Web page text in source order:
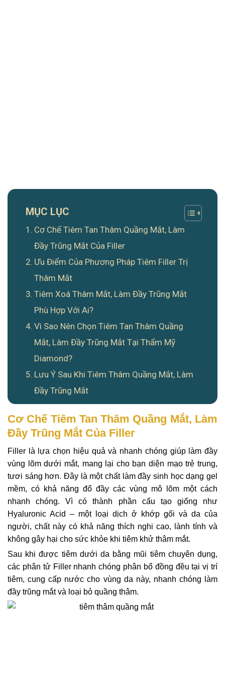
MỤC LỤC
Cơ Chế Tiêm Tan Thâm Quầng Mắt, Làm
Đầy Trũng Mắt Của Filler
Ưu Điểm Của Phương Pháp Tiêm Filler Trị
Thâm Mắt
Tiêm Xoá Thâm Mắt, Làm Đầy Trũng Mắt
Phù Hợp Với Ai?
Vì Sao Nên Chọn Tiêm Tan Thâm Quầng
Mắt, Làm Đầy Trũng Mắt Tại Thẩm Mỹ
Diamond?
Lưu Ý Sau Khi Tiêm Thâm Quầng Mắt, Làm
Đầy Trũng Mắt
Cơ Chế Tiêm Tan Thâm Quầng Mắt, Làm
Đầy Trũng Mắt Của Filler
Filler là lựa chọn hiệu quả và nhanh chóng giúp làm đầy
vùng lõm dưới mắt, mang lại cho bạn diện mạo trẻ trung,
tươi sáng hơn. Đây là một chất làm đầy sinh học dạng gel
mềm, có khả năng đổ đầy các vùng mô lõm một cách
nhanh chóng. Vì có thành phần cấu tạo giống như
Hyaluronic Acid – một loại dịch ở khớp gối và da của
người, chất này có khả năng thích nghi cao, lành tính và
không gây hại cho sức khỏe khi tiêm khử thâm mắt.
Sau khi được tiêm dưới da bằng mũi tiêm chuyên dụng,
các phân tử Filler nhanh chóng phân bổ đồng đều tại vị trí
tiêm, cung cấp nước cho vùng da này, nhanh chóng làm
đầy trũng mắt và loại bỏ quầng thâm.